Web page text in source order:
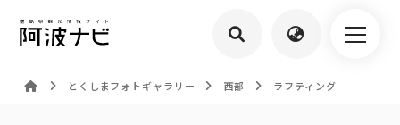
とくしまフォトギャラリー 西部 ラフティング